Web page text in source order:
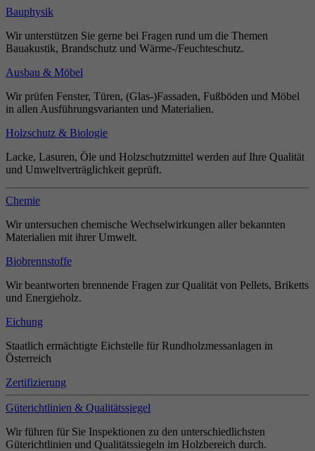
Bauphysik
Wir unterstützen Sie gerne bei Fragen rund um die Themen
Bauakustik, Brandschutz und Wärme-/Feuchteschutz.
Ausbau & Möbel
Wir prüfen Fenster, Türen, (Glas-)Fassaden, Fußböden und Möbel
in allen Ausführungsvarianten und Materialien.
Holzschutz & Biologie
Lacke, Lasuren, Öle und Holzschutzmittel werden auf Ihre Qualität
und Umweltverträglichkeit geprüft.
Chemie
Wir untersuchen chemische Wechselwirkungen aller bekannten
Materialien mit ihrer Umwelt.
Biobrennstoffe
Wir beantworten brennende Fragen zur Qualität von Pellets, Briketts
und Energieholz.
Eichung
Staatlich ermächtigte Eichstelle für Rundholzmessanlagen in
Österreich
Zertifizierung
Güterichtlinien & Qualitätssiegel
Wir führen für Sie Inspektionen zu den unterschiedlichsten
Güterichtlinien und Qualitätssiegeln im Holzbereich durch.